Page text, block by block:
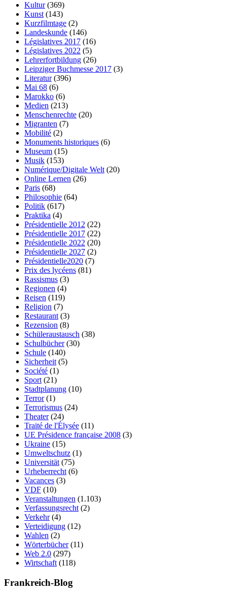
Kultur(369)
Kunst(143)
Kurzfilmtage (2)
Landeskunde (146)
Législatives 2017 (16)
Législatives 2022 (5)
Lehrerfortbildung (26)
Leipziger Buchmesse 2017 (3)
Literatur(396)
Mai 68 (6)
Marokko (6)
Medien (213)
Menschenrechte (20)
Migranten (7)
Mobilité (2)
Monuments historiques (6)
Museum (15)
Musik (153)
Numérique/Digitale Welt(20)
Online Lernen (26)
Paris (68)
Philosophie (64)
Politik (617)
Praktika (4)
Présidentielle 2012 (22)
Présidentielle 2017 (22)
Présidentielle 2022 (20)
Présidentielle 2027 (2)
Présidentielle2020 (7)
Prix des lycéens (81)
Rassismus (3)
Regionen (4)
Reisen (119)
Religion (7)
Restaurant(3)
Rezension (8)
Schüleraustausch (38)
Schulbücher(30)
Schule (140)
Sicherheit(5)
Société (1)
Sport(21)
Stadtplanung (10)
Terror(1)
Terrorismus (24)
Theater(24)
Traité de l'Élysée (11)
UE Présidence française 2008 (3)
Ukraine (15)
Umweltschutz (1)
Universität(75)
Urheberrecht(6)
Vacances (3)
VDF (10)
Veranstaltungen (1.103)
Verfassungsrecht(2)
Verkehr(4)
Verteidigung (12)
Wahlen (2)
Wörterbücher(11)
Web 2.0 (297)
Wirtschaft(118)
Frankreich-Blog